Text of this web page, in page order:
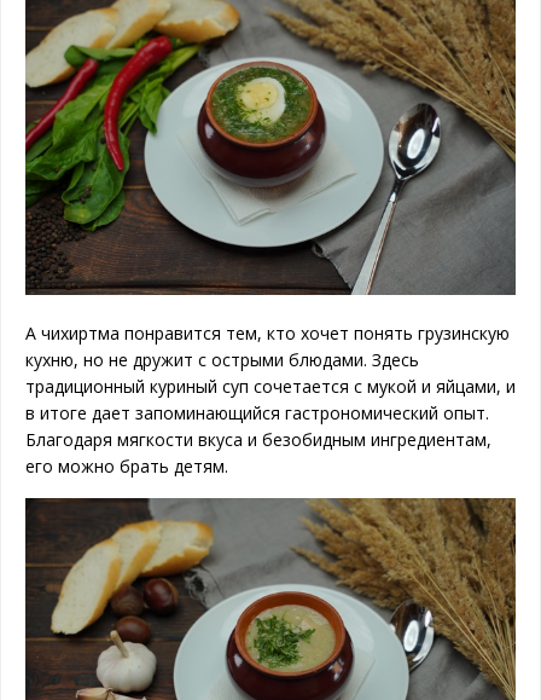
А чихиртма понравится тем, кто хочет понять грузинскую
кухню, но не дружит с острыми блюдами. Здесь
традиционный куриный суп сочетается с мукой и яйцами, и
в итоге дает запоминающийся гастрономический опыт.
Благодаря мягкости вкуса и безобидным ингредиентам,
его можно брать детям.